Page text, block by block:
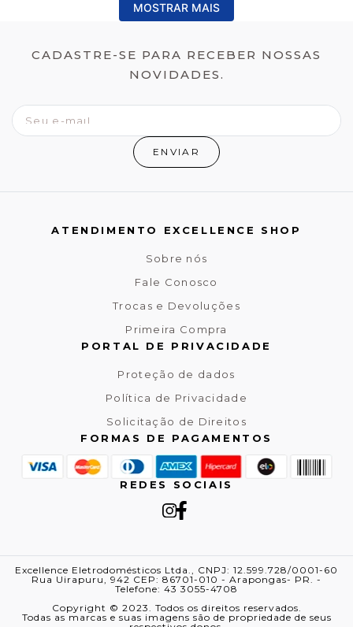
MOSTRAR MAIS
CADASTRE-SE PARA RECEBER NOSSAS
NOVIDADES.
ENVIAR
ATENDIMENTO EXCELLENCE SHOP
Sobre nós
Fale Conosco
Trocas e Devoluções
Primeira Compra
PORTAL DE PRIVACIDADE
Proteção de dados
Política de Privacidade
Solicitação de Direitos
FORMAS DE PAGAMENTOS
REDES SOCIAIS
Excellence Eletrodomésticos Ltda., CNPJ: 12.599.728/0001-60
Rua Uirapuru, 942 CEP: 86701-010 - Arapongas- PR. -
Telefone: 43 3055-4708
Copyright © 2023. Todos os direitos reservados.
Todas as marcas e suas imagens são de propriedade de seus